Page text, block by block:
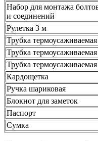
Набор для монтажа
и соединений
Рулетка 3 м
Трубка
Трубка
Трубка
Кардощетка
Ручка шариковая
Блокнот для заметок
Паспорт
Сумка